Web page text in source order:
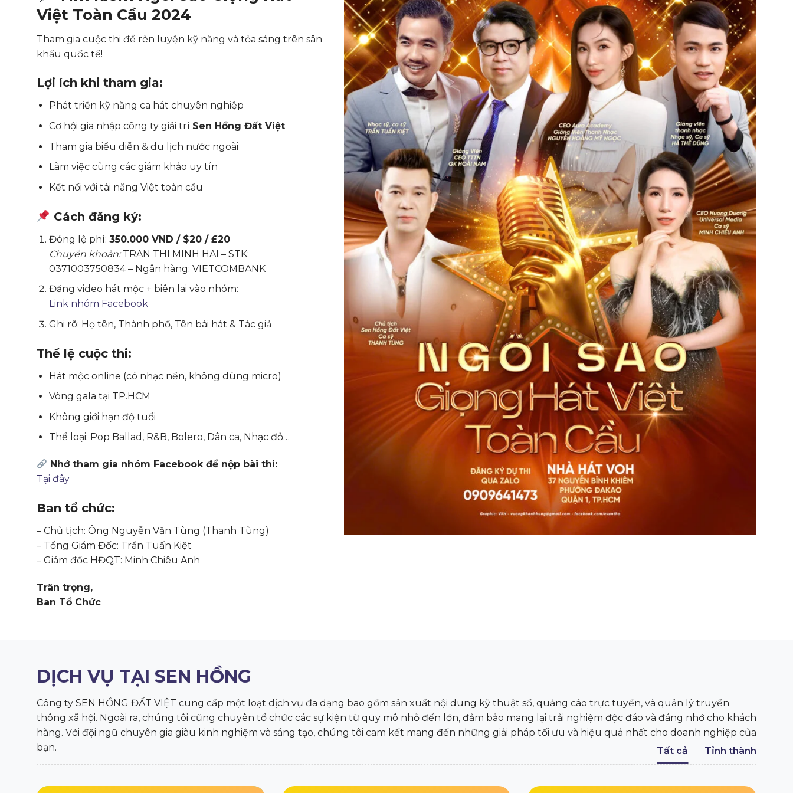
Việt Toàn Cầu 2024
Tham gia cuộc thi để rèn luyện kỹ năng và tỏa sáng trên sân
khấu quốc tế!
Lợi ích khi tham gia:
Phát triển kỹ năng ca hát chuyên nghiệp
Cơ hội gia nhập công ty giải trí Sen Hồng Đất Việt
Tham gia biểu diễn & du lịch nước ngoài
Làm việc cùng các giám khảo uy tín
Kết nối với tài năng Việt toàn cầu
Cách đăng ký:
Đóng lệ phí: 350.000 VND / $20 / £20
Chuyển khoản:TRAN THI MINH HAI – STK:
0371003750834 – Ngân hàng: VIETCOMBANK
Đăng video hát mộc + biên lai vào nhóm:
Link nhóm Facebook
Ghi rõ: Họ tên, Thành phố, Tên bài hát & Tác giả
Thể lệ cuộc thi:
Hát mộc online (có nhạc nền, không dùng micro)
Vòng gala tại TP.HCM
Không giới hạn độ tuổi
Thể loại: Pop Ballad, R&B, Bolero, Dân ca, Nhạc đỏ…
Nhớ tham gia nhóm Facebook để nộp bài thi:
Tại đây
Ban tổ chức:
– Chủ tịch: Ông Nguyễn Văn Tùng (Thanh Tùng)
– Tổng Giám Đốc: Trần Tuấn Kiệt
– Giám đốc HĐQT: Minh Chiêu Anh
Trân trọng,
Ban Tổ Chức
DỊCH VỤ TẠI SEN HỒNG
Công ty SEN HỒNG ĐẤT VIỆT cung cấp một loạt dịch vụ đa dạng bao gồm sản xuất nội dung kỹ thuật số, quảng cáo trực tuyến, và quản lý truyền
thông xã hội. Ngoài ra, chúng tôi cũng chuyên tổ chức các sự kiện từ quy mô nhỏ đến lớn, đảm bảo mang lại trải nghiệm độc đáo và đáng nhớ cho khách
hàng. Với đội ngũ chuyên gia giàu kinh nghiệm và sáng tạo, chúng tôi cam kết mang đến những giải pháp tối ưu và hiệu quả nhất cho doanh nghiệp của
bạn.
Tất cả Tỉnh thành